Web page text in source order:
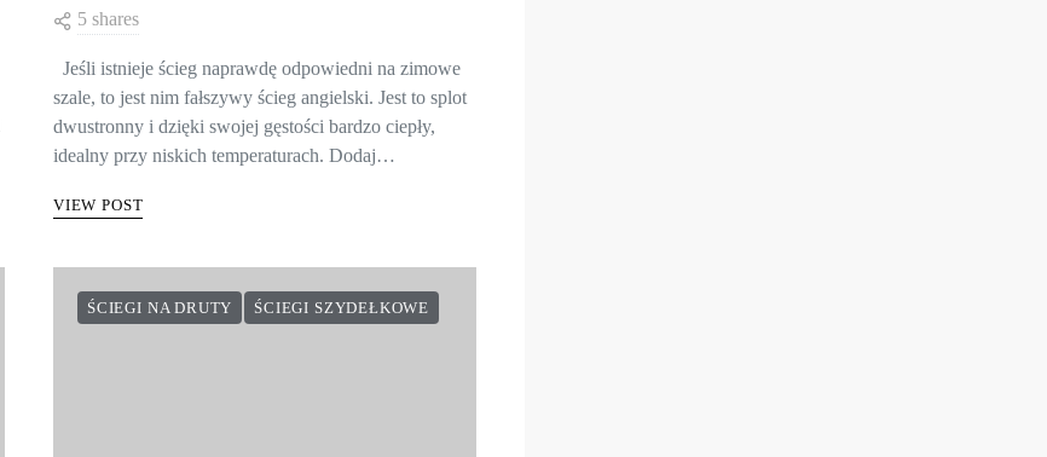
5 shares
Jeśli istnieje ścieg naprawdę odpowiedni na zimowe
szale, to jest nim fałszywy ścieg angielski. Jest to splot
dwustronny i dzięki swojej gęstości bardzo ciepły,
idealny przy niskich temperaturach. Dodaj…
VIEW POST
ŚCIEGI NA DRUTY ŚCIEGI SZYDEŁKOWE